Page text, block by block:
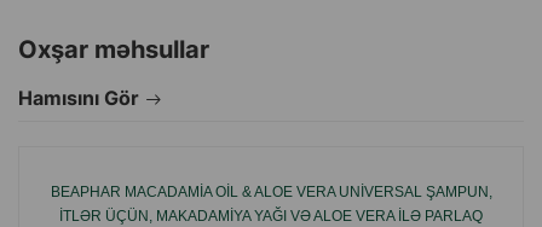
Yaraların, sıyrılmaların və çatıların sanasiyası üçün:
Dəri parazitar xəstəliklərinin kompleks müalicəsində.
Oxşar məhsullar
Hamısını Gör
BEAPHAR MACADAMIA OIL & ALOE VERA UNIVERSAL ŞAMPUN,
ITLƏR ÜÇÜN, MAKADAMIYA YAĞI VƏ ALOE VERA ILƏ PARLAQ